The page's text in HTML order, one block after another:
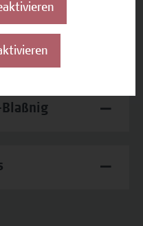
Diskussions- und
Fallbeispielen.
Blaßnig